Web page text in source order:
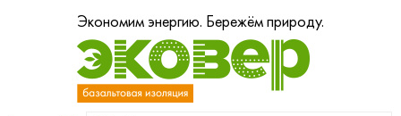
Экономим энергию. Бережём природу.